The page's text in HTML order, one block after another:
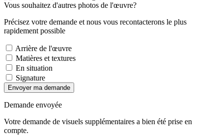
Vous souhaitez d'autres photos de l'œuvre?
Précisez votre demande et nous vous recontacterons le plus
rapidement possible
Arrière de l'œuvre
Matières et textures
En situation
Signature
Envoyer ma demande
Demande envoyée
Votre demande de visuels supplémentaires a bien été prise en
compte.